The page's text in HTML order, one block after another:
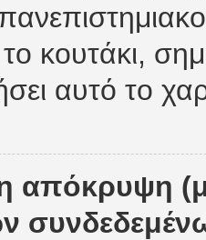
κουτάκι,
αυτό το
η απόκρυψη